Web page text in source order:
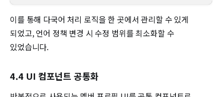
이를 통해 다국어 처리 로직을 한 곳에서 관리할 수 있게
되었고, 언어 정책 변경 시 수정 범위를 최소화할 수
있었습니다.
4.4 UI 컴포넌트 공통화